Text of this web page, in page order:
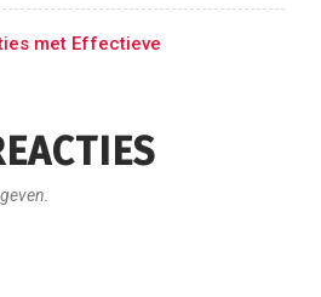
met Effectieve